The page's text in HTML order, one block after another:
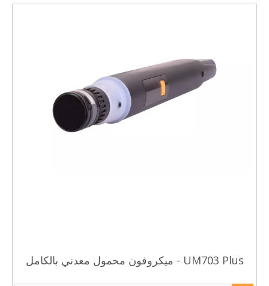
UM703 Plus - ميكروفون محمول معدني بالكامل